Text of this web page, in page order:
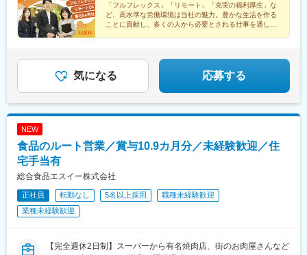
■研修体制
約2か月間かけて導入時研修を行います。健康・栄養に関連する知
識や製品知識のインプットやロールプレイ、プレゼンテーション
についても、自己啓発や能力開発のための環境が整っています。※
手上げ式研修、自己啓発、英語力向上の機会など
変更の範囲：会社の定める業務
「フルフレックス」「リモート」「充実の福利厚生」な
ど、高水準な労働環境は当社の魅力。豊かな生活を作る
ことに貢献し、多くの人から必要とされる仕事を通し
気になる 応募する
NEW
食品のルート営業／賞与10.9カ月分／未経験歓迎／住
宅手当有
総合食品エスイー株式会社
正社員 転勤なし 5名以上採用
職種未経験歓迎
業種未経験歓迎
【完全週休2日制】スーパーから有名焼肉店、街のお肉屋さんなど